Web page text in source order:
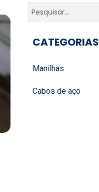
CATEGORIAS
Manilhas
Cabos de aço